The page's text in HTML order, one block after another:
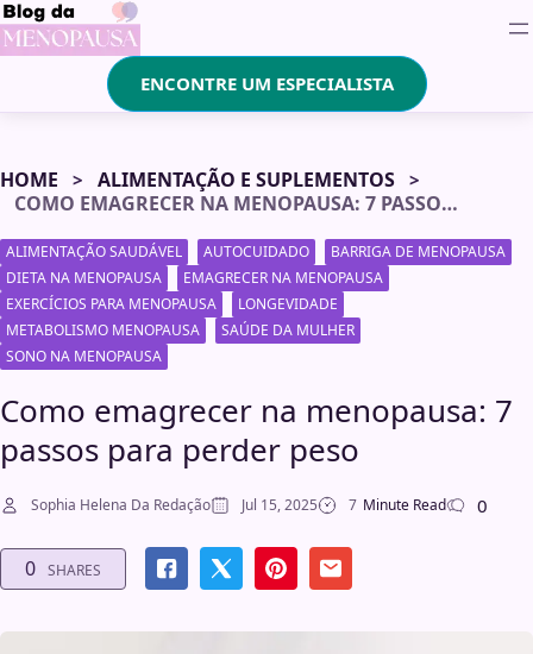
ENCONTRE UM ESPECIALISTA
HOME
ALIMENTAÇÃO E SUPLEMENTOS
COMO EMAGRECER NA MENOPAUSA: 7 PASSOS PARA PERDER PESO
ALIMENTAÇÃO SAUDÁVEL AUTOCUIDADO
BARRIGA DE MENOPAUSA
DIETA NA MENOPAUSA
EMAGRECER NA MENOPAUSA
EXERCÍCIOS PARA MENOPAUSA
LONGEVIDADE
METABOLISMO MENOPAUSA
SAÚDE DA MULHER
SONO NA MENOPAUSA
Como emagrecer na menopausa: 7
passos para perder peso
Sophia Helena Da Redação Jul 15, 2025 7 Minute Read 0
0 SHARES